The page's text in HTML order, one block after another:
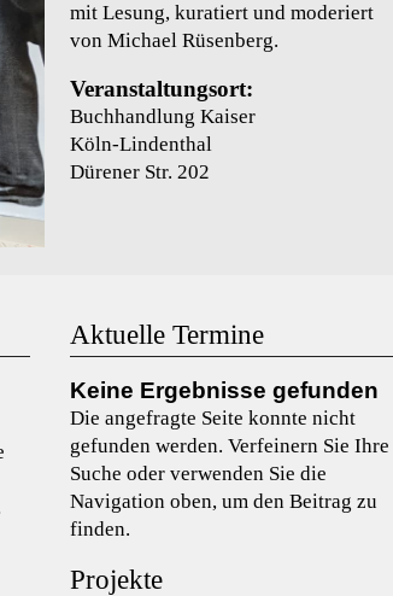
mit Lesung, kuratiert und moderiert
von Michael Rüsenberg.
Veranstaltungsort:
Buchhandlung Kaiser
Köln-Lindenthal
Dürener Str. 202
Aktuelle Termine
Keine Ergebnisse gefunden
Die angefragte Seite konnte nicht
gefunden werden. Verfeinern Sie Ihre
Suche oder verwenden Sie die
Navigation oben, um den Beitrag zu
finden.
Projekte